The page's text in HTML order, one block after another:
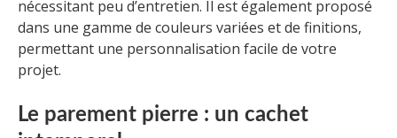
nécessitant peu d’entretien. Il est également proposé
dans une gamme de couleurs variées et de finitions,
permettant une personnalisation facile de votre
projet.
Le parement pierre : un cachet